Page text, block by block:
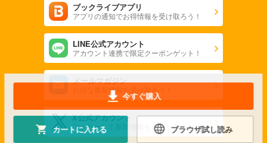
今すぐ購入
カートに入れる ブラウザ試し読み
ブックライブアプリ
アプリの通知でお得情報を受け取ろう！
LINE公式アカウント
アカウント連携で限定クーポンゲット！
メールマガジン
お得な最新情報を受け取ろう！
X公式アカウント
フォローして最新情報をチェック！